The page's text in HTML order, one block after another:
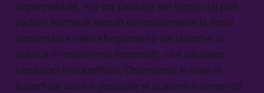
impercettibile, ma col passare del tempo (si può
parlare anche di secoli) eventualmente la forza
accumulata nello sfregamento tra placche si
scarica in movimenti inconsulti, che causano
vibrazioni in superficie. Chiamiamo le aree in
superficie dove è possibile si scatenino terremoti